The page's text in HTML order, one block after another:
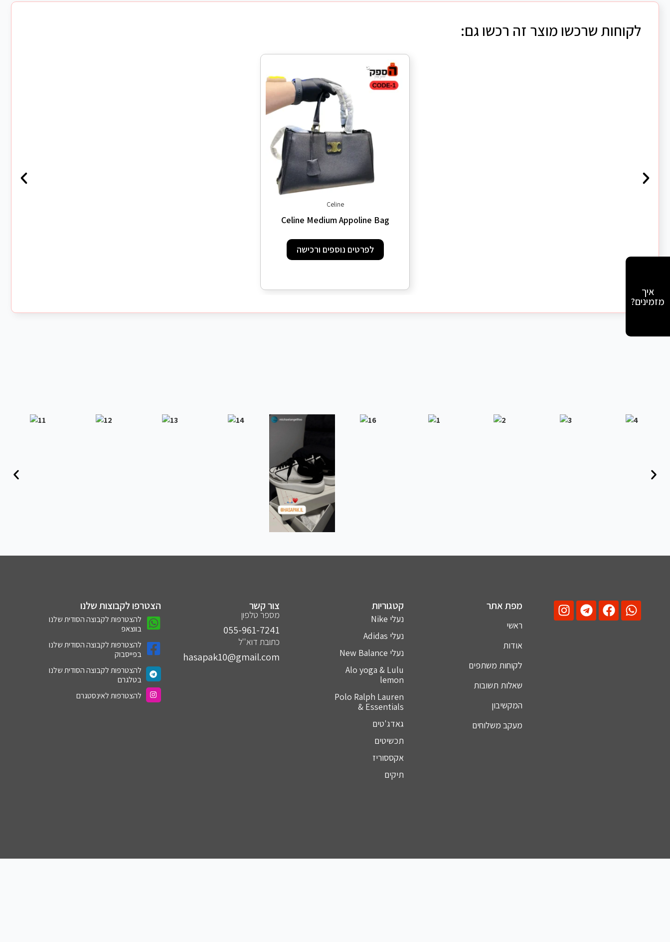
לקוחות שרכשו מוצר זה רכשו גם:
Celine
Celine Medium Appoline Bag
לפרטים נוספים ורכישה
איך
מזמינים?
מפת אתר
ראשי
אודות
לקוחות משתפים
שאלות תשובות
המקשיבון
מעקב משלוחים
קטגוריות
נעלי Nike
נעלי Adidas
נעלי New Balance
Alo yoga & Lulu
lemon
Polo Ralph Lauren
& Essentials
גאדג'טים
תכשיטים
אקססוריז
תיקים
צור קשר
מספר טלפון
055-961-7241⁩
כתובת דוא''ל
hasapak10@gmail.com
הצטרפו לקבוצות שלנו
להצטרפות לקבוצה הסודית שלנו
בווצאפ
להצטרפות לקבוצה הסודית שלנו
בפייסבוק
להצטרפות לקבוצה הסודית שלנו
בטלגרם
להצטרפות לאינסטגרם